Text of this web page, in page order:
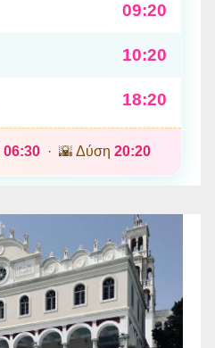
09:20
10:20
18:20
06:30 · 🌇 Δύση 20:20